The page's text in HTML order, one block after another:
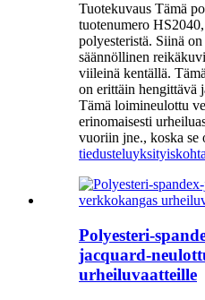
Tuotekuvaus Tämä
tuotenumero
polyesteristä. Siinä
säännöllinen
viileinä kentällä.
on erittäin hengittävä
Tämä loimineulottu
erinomaisesti
vuoriin jne., koska se
tiedusteluyksityiskohta
Polyesteri-
jacquard-
urheiluvaatteille